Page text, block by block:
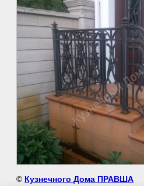
© Кузнечного Дома ПРАВША